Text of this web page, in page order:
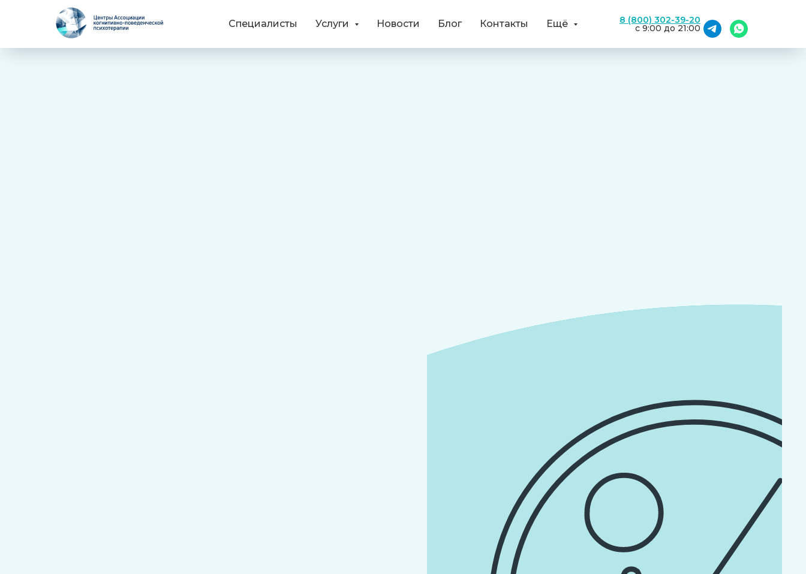
Специалисты Услуги Новости Блог Контакты Ещё 8 (800) 302-39-20
с 9:00 до 21:00